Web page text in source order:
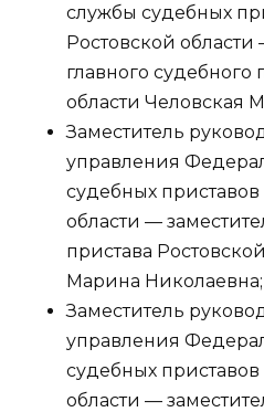
службы судебных
Ростовской области
главного судебного
области Человская
Заместитель
управления
судебных приставов
области —
пристава
Марина Николаевна;
Заместитель
управления
судебных приставов
области —